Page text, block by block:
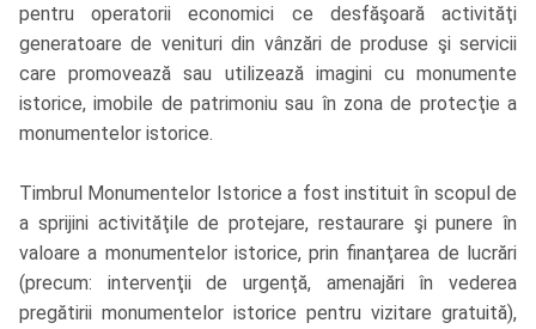
pentru operatorii economici ce desfăşoară activităţi
generatoare de venituri din vânzări de produse şi servicii
care promovează sau utilizează imagini cu monumente
istorice, imobile de patrimoniu sau în zona de protecţie a
monumentelor istorice.
Timbrul Monumentelor Istorice a fost instituit în scopul de
a sprijini activităţile de protejare, restaurare şi punere în
valoare a monumentelor istorice, prin finanţarea de lucrări
(precum: intervenţii de urgenţă, amenajări în vederea
pregătirii monumentelor istorice pentru vizitare gratuită),